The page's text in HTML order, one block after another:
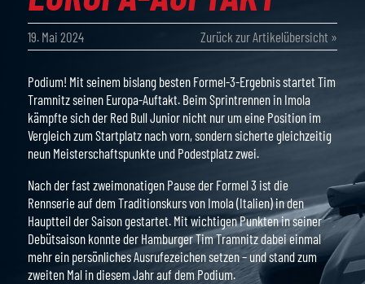
19. Mai 2024 Zurück zur Artikelübersicht »
Podium! Mit seinem bislang besten Formel-3-Ergebnis startet Tim
Tramnitz seinen Europa-Auftakt. Beim Sprintrennen in Imola
kämpfte sich der Red Bull Junior nicht nur um eine Position im
Vergleich zum Startplatz nach vorn, sondern sicherte gleichzeitig
neun Meisterschaftspunkte und Podestplatz zwei.
Nach der fast zweimonatigen Pause der Formel 3 ist die
Rennserie auf dem Traditionskurs von Imola (Italien) in den
Hauptteil der Saison gestartet. Mit wichtigen Punkten in seiner
Debütsaison konnte der Hamburger Tim Tramnitz dabei einmal
mehr ein persönliches Ausrufezeichen setzen – und stand zum
zweiten Mal in diesem Jahr auf dem Podium.